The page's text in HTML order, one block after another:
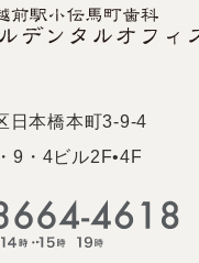
日本橋本町3-9-4
9・4ビル2F•4F